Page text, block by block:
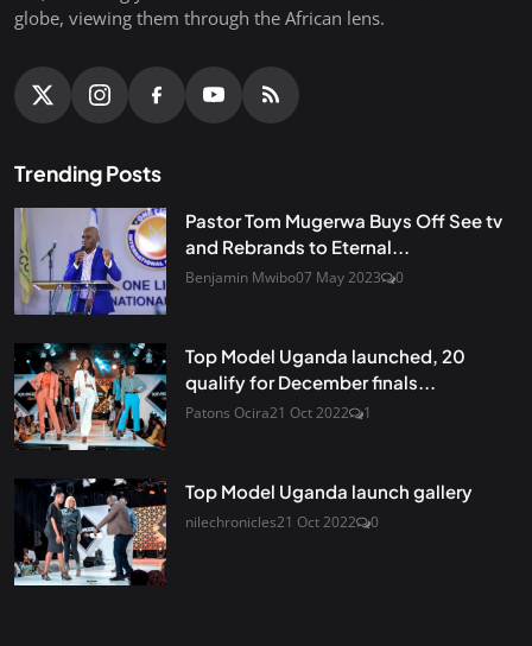
globe, viewing them through the African lens.
Trending Posts
Pastor Tom Mugerwa Buys Off See tv
and Rebrands to Eternal...
Benjamin Mwibo07 May 2023 0
Top Model Uganda launched, 20
qualify for December finals...
Patons Ocira21 Oct 2022 1
Top Model Uganda launch gallery
nilechronicles21 Oct 2022 0